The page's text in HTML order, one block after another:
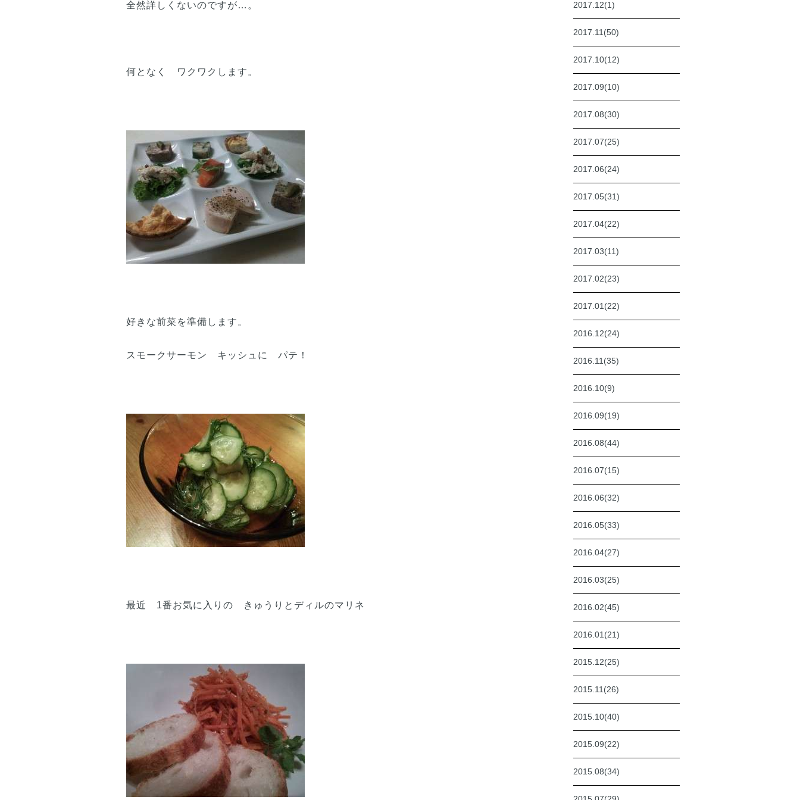
全然詳しくないのですが…。
何となく ワクワクします。
好きな前菜を準備します。
スモークサーモン キッシュに パテ！
最近 1番お気に入りの きゅうりとディルのマリネ
2017.12(1)
2017.11(50)
2017.10(12)
2017.09(10)
2017.08(30)
2017.07(25)
2017.06(24)
2017.05(31)
2017.04(22)
2017.03(11)
2017.02(23)
2017.01(22)
2016.12(24)
2016.11(35)
2016.10(9)
2016.09(19)
2016.08(44)
2016.07(15)
2016.06(32)
2016.05(33)
2016.04(27)
2016.03(25)
2016.02(45)
2016.01(21)
2015.12(25)
2015.11(26)
2015.10(40)
2015.09(22)
2015.08(34)